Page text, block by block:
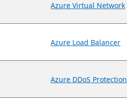
Azure Virtual Network
Azure Load Balancer
Azure DDoS Protection